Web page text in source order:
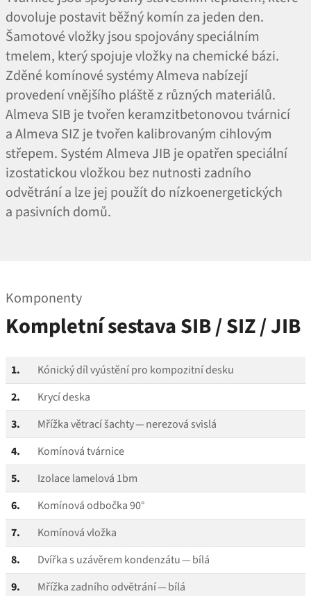
dovoluje postavit běžný komín za jeden den.
Šamotové vložky jsou spojovány speciálním
tmelem, který spojuje vložky na chemické bázi.
Zděné komínové systémy Almeva nabízejí
provedení vnějšího pláště z různých materiálů.
Almeva SIB je tvořen keramzitbetonovou tvárnicí
a Almeva SIZ je tvořen kalibrovaným cihlovým
střepem. Systém Almeva JIB je opatřen speciální
izostatickou vložkou bez nutnosti zadního
odvětrání a lze jej použít do nízkoenergetických
a pasivních domů.
Komponenty
Kompletní sestava SIB / SIZ / JIB
1.
Kónický díl vyústění pro kompozitní desku
2.
Krycí deska
3.
Mřížka větrací šachty — nerezová svislá
4.
Komínová tvárnice
5.
Izolace lamelová 1bm
6.
Komínová odbočka 90°
7.
Komínová vložka
8.
Dvířka s uzávěrem kondenzátu — bílá
9.
Mřížka zadního odvětrání — bílá